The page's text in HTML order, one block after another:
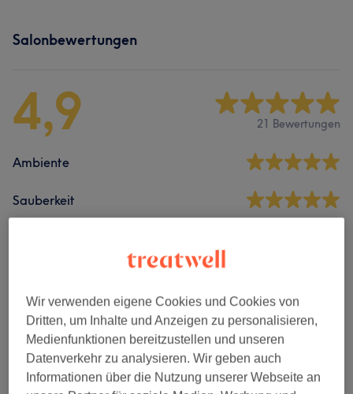
Salonbewertungen
4,9 21 Bewertungen
Ambiente
Sauberkeit
Bewertungen filtern
Bewertung Nach Sternen filtern
Wir verwenden eigene Cookies und Cookies von
Dritten, um Inhalte und Anzeigen zu personalisieren,
Medienfunktionen bereitzustellen und unseren
Datenverkehr zu analysieren. Wir geben auch
Informationen über die Nutzung unserer Webseite an